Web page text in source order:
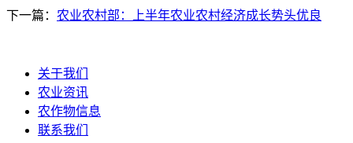
下一篇： 农业农村部：上半年农业农村经济成长势头优良
关于我们
农业资讯
农作物信息
联系我们